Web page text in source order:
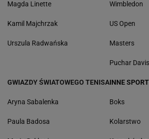
Magda Linette
Kamil Majchrzak
Urszula Radwańska
Wimbledon
US Open
Masters
Puchar
GWIAZDY ŚWIATOWEGO TENISA
Aryna Sabalenka
Paula Badosa
INNE
Boks
Kolarstwo